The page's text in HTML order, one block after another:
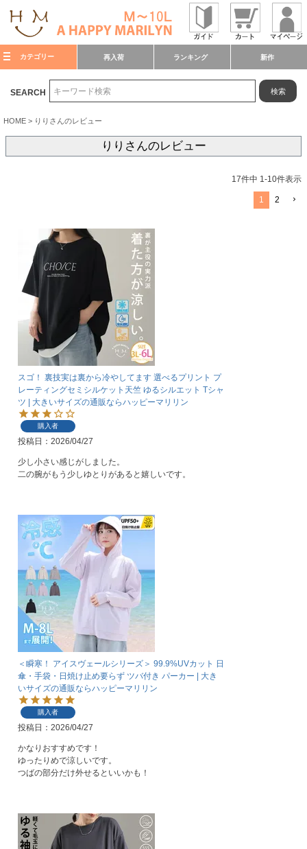
カテゴリー 再入荷 ランキング 新作
SEARCH 検索
HOME りりさんのレビュー
りりさんのレビュー
17件中 1-10件表示
1 2
スゴ！ 裏技実は裏から冷やしてます 選べるプリント プ
レーティングセミシルケット天竺 ゆるシルエット Tシャ
ツ | 大きいサイズの通販ならハッピーマリリン
購入者
投稿日 2026/04/27
少し小さい感じがしました。
二の腕がもう少しゆとりがあると嬉しいです。
＜瞬寒！ アイスヴェールシリーズ＞ 99.9%UVカット 日
傘・手袋・日焼け止め要らず ツバ付き パーカー | 大き
いサイズの通販ならハッピーマリリン
購入者
投稿日 2026/04/27
かなりおすすめです！
ゆったりめで涼しいです。
つばの部分だけ外せるといいかも！